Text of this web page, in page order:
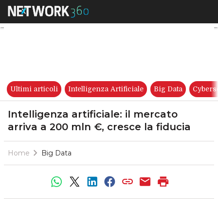
Intelligenza artificiale: il
Ultimi articoli Intelligenza Artificiale Big Data
Intelligenza artificiale: il mercato
arriva a 200 mln €, cresce la fiducia
Home Big Data